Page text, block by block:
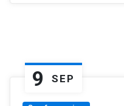
9 SEP